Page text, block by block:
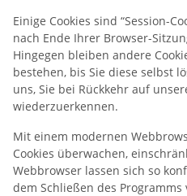
Einige Cookies sind “Session-
nach Ende Ihrer Browser-
Hingegen bleiben andere
bestehen, bis Sie diese selbst
uns, Sie bei Rückkehr auf
wiederzuerkennen.
Mit einem modernen
Cookies überwachen,
Webbrowser lassen sich so
dem Schließen des